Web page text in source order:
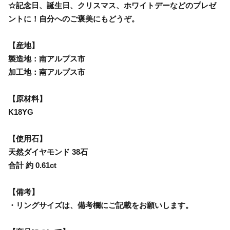
☆記念日、誕生日、クリスマス、ホワイトデーなどのプレゼ
ントに！自分へのご褒美にもどうぞ。
【産地】
製造地：南アルプス市
加工地：南アルプス市
【原材料】
K18YG
【使用石】
天然ダイヤモンド 38石
合計 約 0.61ct
【備考】
・リングサイズは、備考欄にご記載をお願いします。